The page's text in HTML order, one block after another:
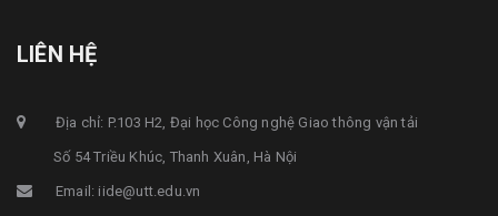
LIÊN HỆ
Địa chỉ: P.103 H2, Đại học Công nghệ Giao thông vận tải
Số 54 Triều Khúc, Thanh Xuân, Hà Nội
Email: iide@utt.edu.vn